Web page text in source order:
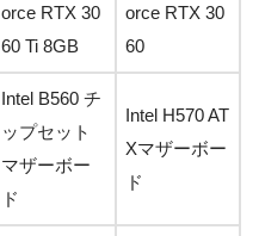
orce RTX 30
60 Ti 8GB
orce RTX 30
60
Intel B560 チ
ップセット
マザーボー
ド
Intel H570 AT
Xマザーボー
ド